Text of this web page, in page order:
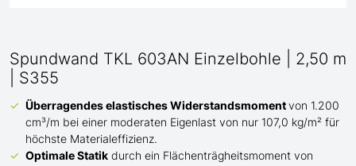
Spundwand TKL 603AN Einzelbohle | 2,50 m
| S355
Überragendes elastisches Widerstandsmomentvon 1.200
cm³/m bei einer moderaten Eigenlast von nur 107,0 kg/m² für
höchste Materialeffizienz.
Optimale Statik durch ein Flächenträgheitsmoment von